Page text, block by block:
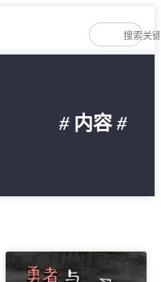
#内容#